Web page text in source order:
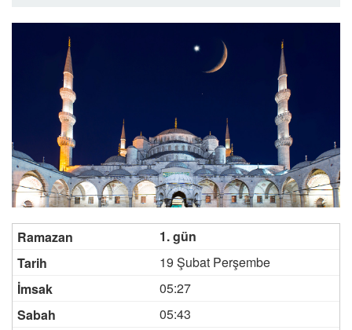
1. gün
19 Şubat Perşembe
05:27
05:43